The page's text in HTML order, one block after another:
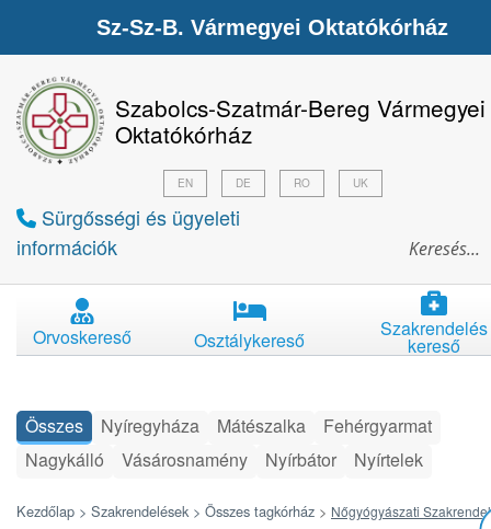
Szabolcs-Szatmár-Bereg Vármegyei
Oktatókórház
Sürgősségi és ügyeleti
információk
EN DE RO UK
Orvoskereső Osztálykereső Szakrendelés
kereső
Összes Nyíregyháza Mátészalka
Fehérgyarmat
Nagykálló
Vásárosnamény Nyírbátor Nyírtelek
Kezdőlap > Szakrendelések > Összes tagkórház > Nőgyógyászati
Sz-Sz-B. Vármegyei Oktatókórház